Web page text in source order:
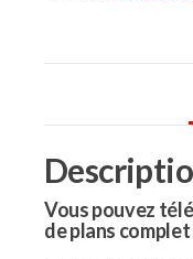
Vous pouvez
de plans